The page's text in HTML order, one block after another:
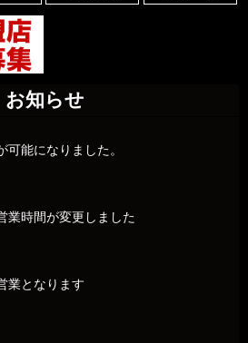
お知らせ
可能になりました。
業時間が変更しました
業となります